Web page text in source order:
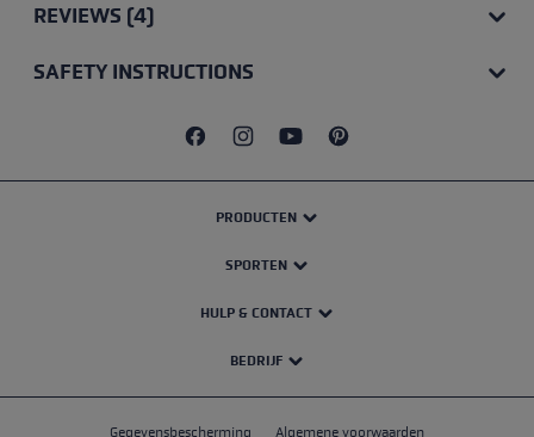
REVIEWS (4)
SAFETY INSTRUCTIONS
PRODUCTEN
SPORTEN
HULP & CONTACT
BEDRIJF
Gegevensbescherming Algemene voorwaarden